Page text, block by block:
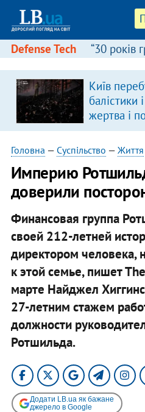
Defense Tech “30 років
Київ
балістики
жертва і
Головна — Суспільство — Життя
Империю
доверили
Финансовая группа
своей 212-летней
директором человека,
к этой семье, пишет
марте Найджел
27-летним стажем
должности
Ротшильда.
Додати LB.ua як бажане
джерело в Google